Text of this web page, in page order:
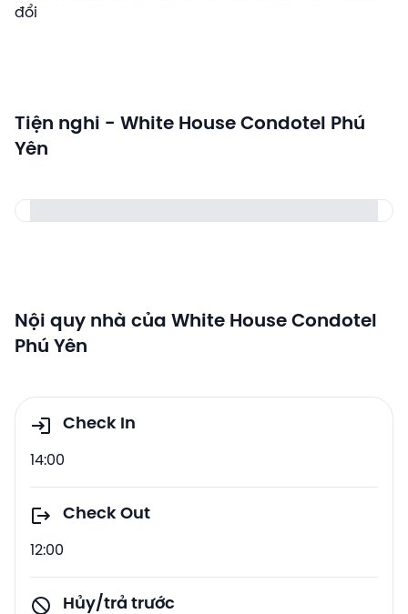
đổi
Tiện nghi - White House Condotel Phú
Yên
Nội quy nhà của White House Condotel
Phú Yên
Check In
14:00
Check Out
12:00
Hủy/trả trước